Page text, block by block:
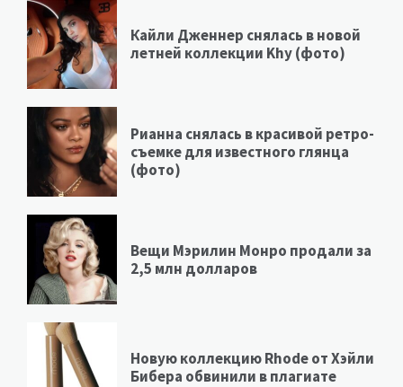
Кайли Дженнер снялась в новой
летней коллекции Khy (фото)
Рианна снялась в красивой ретро-
съемке для известного глянца
(фото)
Вещи Мэрилин Монро продали за
2,5 млн долларов
Новую коллекцию Rhode от Хэйли
Бибера обвинили в плагиате